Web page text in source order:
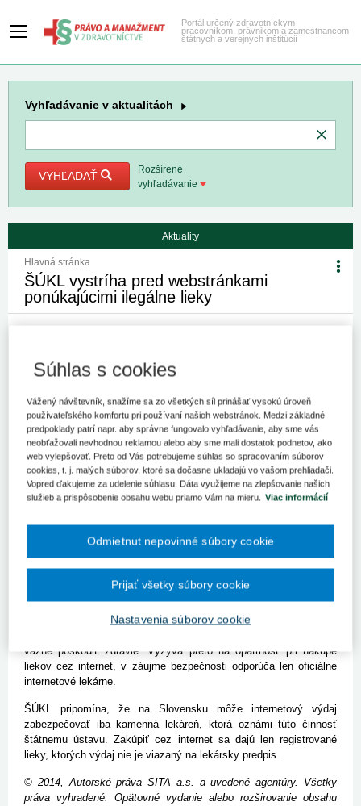
Portál určený zdravotníckym
pracovníkom, právnikom a zamestnancom
štátnych a verejných inštitúcií
Vyhľadávanie v aktualitách
VYHĽADAŤ
Rozšírené
vyhľadávanie
Aktuality
Hlavná stránka
ŠÚKL vystríha pred webstránkami
ponúkajúcimi ilegálne lieky
Keďže sú lieky ponúkané na predaj z neoficiálnych a
ktoré nemusia obsahovať to, čo deklarujú a môžu vážne
poškodiť zdravie.
BRATISLAVA 19. mája (SITA) - Štátny ústav pre kontrolu liečiv
(ŠÚKL) vystríha pred rôznymi internetovými stránkami
ponúkajúcimi na predaj neregistrované lieky, prípadne také,
ktorých predaj cez internet nie je povolený. "Najčastejšie ide o
lieky viazané na lekársky predpis, prevažne používané na liečbu
ilegálne lieky, ktoré nie sú v SR registrované," uvádza na ŠÚKL na
svojej webstránke.
Podotýka, že stránky ponúkajúce tieto lieky nemajú u nás
povolenie na vykonávanie internetového výdaja. Lieky z takýchto
neoficiálnych a anonymných zdrojov, môžu byť podľa štátneho
vážne poškodiť zdravie. Vyzýva preto na opatrnosť pri nákupe
liekov cez internet, v záujme bezpečnosti odporúča len oficiálne
internetové lekárne.
ŠÚKL pripomína, že na Slovensku môže internetový výdaj
zabezpečovať iba kamenná lekáreň, ktorá oznámi túto činnosť
štátnemu ústavu. Zakúpiť cez internet sa dajú len registrované
lieky, ktorých výdaj nie je viazaný na lekársky predpis.
© 2014, Autorské práva SITA a.s. a uvedené agentúry. Všetky
práva vyhradené. Opätovné vydanie alebo rozširovanie obsahu
Súhlas s cookies
Vážený návštevník, snažíme sa zo všetkých síl prinášať vysokú úroveň
používateľského komfortu pri používaní našich webstránok. Medzi základné
predpoklady patrí napr. aby správne fungovalo vyhľadávanie, aby sme vás
neobťažovali nevhodnou reklamou alebo aby sme mali dostatok podnetov, ako
web vylepšovať. Preto od Vás potrebujeme súhlas so spracovaním súborov
cookies, t. j. malých súborov, ktoré sa dočasne ukladajú vo vašom prehliadači.
Vopred ďakujeme za udelenie súhlasu. Dáta využijeme na zlepšovanie našich
služieb a prispôsobenie obsahu webu priamo Vám na mieru. Viac informácií
Nastavenia súborov cookie
Odmietnut nepovinné súbory cookie
Prijať všetky súbory cookie